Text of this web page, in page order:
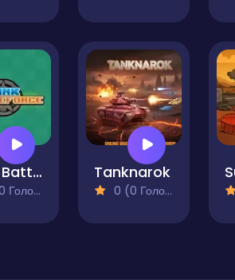
Tank Battle Force Tanknarok
0 (0 Голосів)